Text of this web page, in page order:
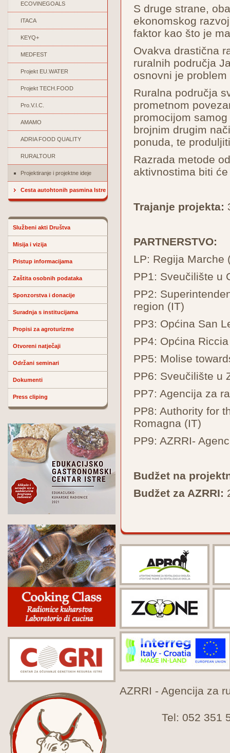
ECOVINEGOALS
ITACA
KEYQ+
MEDFEST
Projekt EU.WATER
Projekt TECH.FOOD
Pro.V.I.C.
AMAMO
ADRIA FOOD QUALITY
RURALTOUR
Projektiranje i projektne ideje
Cesta autohtonih pasmina Istre
Službeni akti Društva
Misija i vizija
Pristup informacijama
Zaštita osobnih podataka
Sponzorstva i donacije
Suradnja s institucijama
Propisi za agroturizme
Otvoreni natječaji
Održani seminari
Dokumenti
Press cliping
S druge strane,
ekonomskog
faktor kao što je
Ovakva drastična
ruralnih područja
osnovni je
Ruralna područja
prometnom
promocijom
brojnim drugim
ponuda, te
Razrada metode
aktivnostima biti
Trajanje projekta:
PARTNERSTVO:
LP: Regija Marche
PP1: Sveučilište u
PP2:
region (IT)
PP3: Općina San
PP4: Općina
PP5: Molise
PP6: Sveučilište u
PP7: Agencija za
PP8: Authority for
Romagna (IT)
PP9: AZRRI-
Budžet na
Budžet za AZRRI:
AZRRI - Agencija za
Tel: 052 351